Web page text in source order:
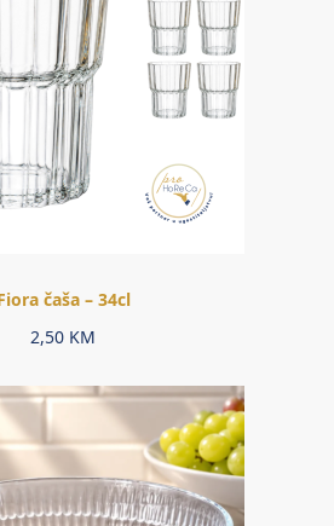
čaša – 34cl
2,50 KM